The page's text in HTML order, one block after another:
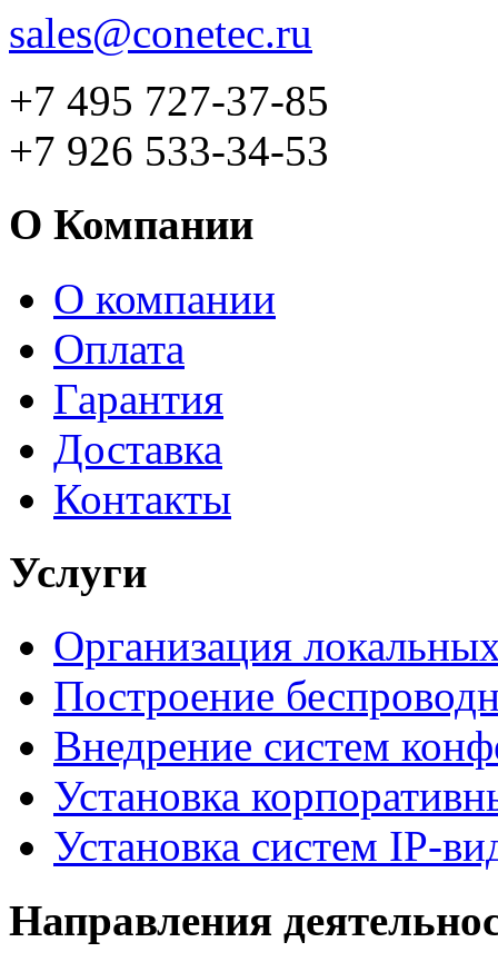
sales@conetec.ru
+7 495 727-37-85
+7 926 533-34-53
О Компании
О компании
Оплата
Гарантия
Доставка
Контакты
Услуги
Организация
Построение
Внедрение систем
Установка
Установка систем IP-
Направления